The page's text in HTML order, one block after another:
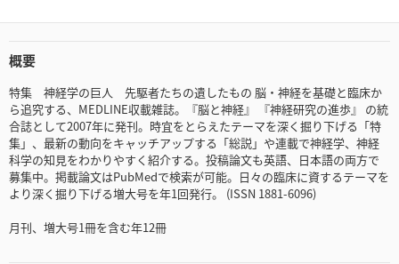
概要
特集 神経学の巨人 先駆者たちの遺したもの 脳・神経を基礎と臨床か
ら追究する、MEDLINE収載雑誌。『脳と神経』 『神経研究の進歩』 の統
合誌として2007年に発刊。時宜をとらえたテーマを深く掘り下げる「特
集」、最新の動向をキャッチアップする「総説」や連載で神経学、神経
科学の知見をわかりやすく紹介する。投稿論文も英語、日本語の両方で
募集中。掲載論文はPubMedで検索が可能。日々の臨床に資するテーマを
より深く掘り下げる増大号を年1回発行。 (ISSN 1881-6096)
月刊、増大号1冊を含む年12冊